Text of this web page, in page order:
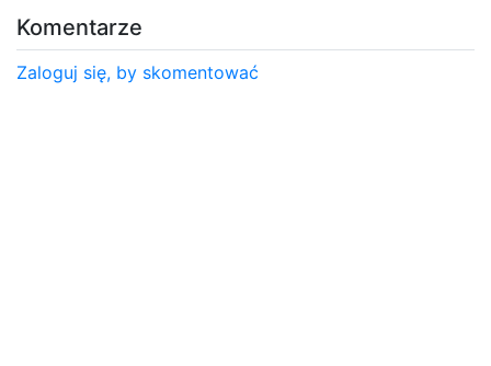
Komentarze
Zaloguj się, by skomentować